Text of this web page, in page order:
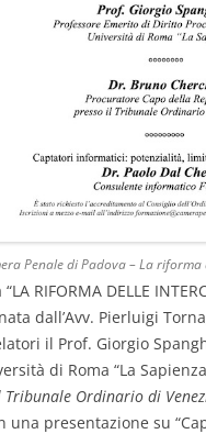
Penale di Padova – La
RIFORMA DELLE
dall’Avv. Pierluigi
il Prof. Giorgio
di Roma “La
Ordinario di
una presentazione su